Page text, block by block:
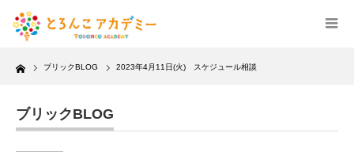
Home ブリックBLOG 2023年4月11日(火) スケジュール相談
ブリックBLOG